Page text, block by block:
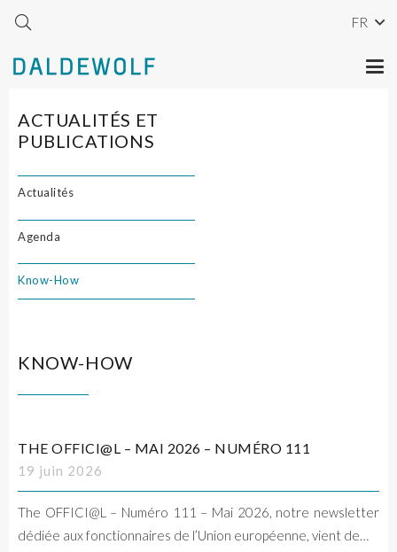
FR
ACTUALITÉS ET
PUBLICATIONS
Actualités
Agenda
Know-How
KNOW-HOW
THE OFFICI@L – MAI 2026 – NUMÉRO 111
19 juin 2026
The OFFICI@L – Numéro 111 – Mai 2026, notre newsletter
dédiée aux fonctionnaires de l’Union européenne, vient de…